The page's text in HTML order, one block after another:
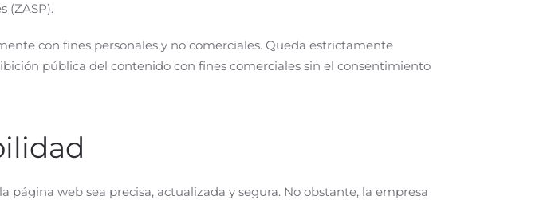
(ZASP).
con fines personales y no comerciales. Queda estrictamente
pública del contenido con fines comerciales sin el consentimiento
web sea precisa, actualizada y segura. No obstante, la empresa